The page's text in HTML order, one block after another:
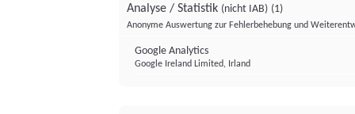
Analyse / Statistik (nicht IAB) (1)
Anonyme Auswertung zur Fehlerbehebung und
Google Analytics
Google Ireland Limited, Irland